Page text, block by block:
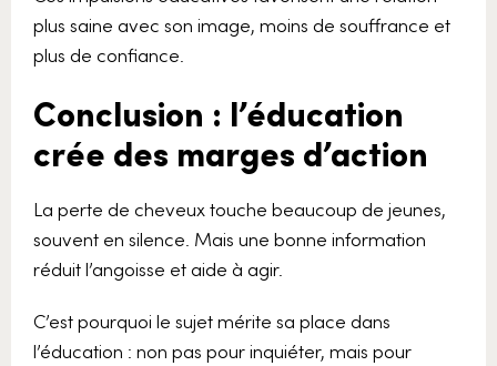
plus saine avec son image, moins de souffrance et
plus de confiance.
Conclusion : l’éducation
crée des marges d’action
La perte de cheveux touche beaucoup de jeunes,
souvent en silence. Mais une bonne information
réduit l’angoisse et aide à agir.
C’est pourquoi le sujet mérite sa place dans
l’éducation : non pas pour inquiéter, mais pour